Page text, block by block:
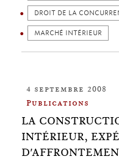
DROIT DE LA
MARCHÉ INTÉRIEUR
4 septembre 2008
Publications
LA
INTÉRIEUR,